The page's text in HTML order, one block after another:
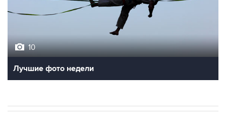
10
Лучшие фото недели